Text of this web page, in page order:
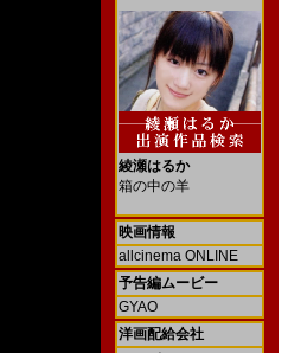
綾瀬はるか
箱の中の羊
映画情報
allcinema ONLINE
予告編ムービー
GYAO
洋画配給会社